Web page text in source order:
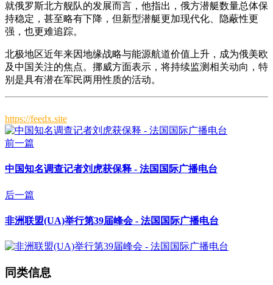
就俄罗斯北方舰队的发展而言，他指出，俄方潜艇数量总体保
持稳定，甚至略有下降，但新型潜艇更加现代化、隐蔽性更
强，也更难追踪。
北极地区近年来因地缘战略与能源航道价值上升，成为俄美欧
及中国关注的焦点。挪威方面表示，将持续监测相关动向，特
别是具有潜在军民两用性质的活动。
https://feedx.site
前一篇
中国知名调查记者刘虎获保释 - 法国国际广播电台
后一篇
非洲联盟(UA)举行第39届峰会 - 法国国际广播电台
同类信息